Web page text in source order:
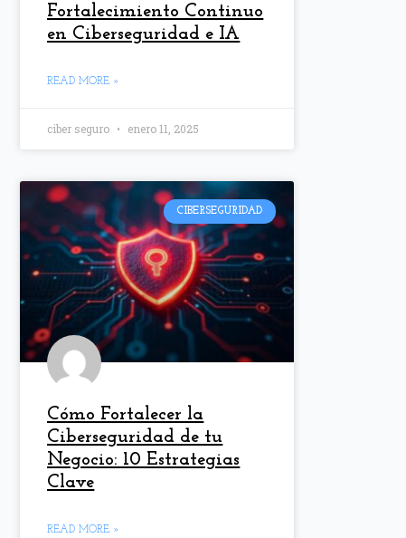
Fortalecimiento Continuo
en Ciberseguridad e IA
READ MORE »
ciber seguro enero 11, 2025
CIBERSEGURIDAD
Cómo Fortalecer la
Ciberseguridad de tu
Negocio: 10 Estrategias
Clave
READ MORE »